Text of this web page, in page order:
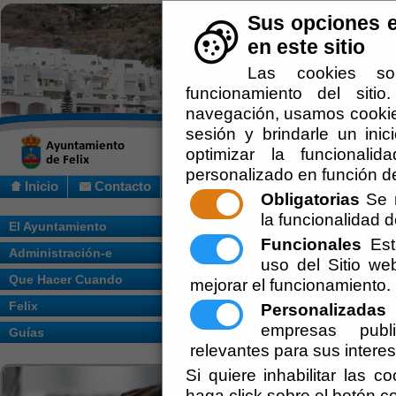
Sus opciones
en este sitio
Las cookies
funcionamiento del
navegación, usamos
sesión y brindarle un
optimizar la
personalizado en función
Obligatorias Se
la funcionalidad
Funcionales
uso del Sitio
mejorar el funcionamiento.
Personalizadas
empresas
relevantes para sus
Si quiere inhabilitar las
Inicio Contacto
El Ayuntamiento
Administración-e
Que Hacer Cuando
Felix
Guías
Usted se encuentra aquí:Inicio //
Escuchar
EDICTO
Ayuntamiento de
Secretaría